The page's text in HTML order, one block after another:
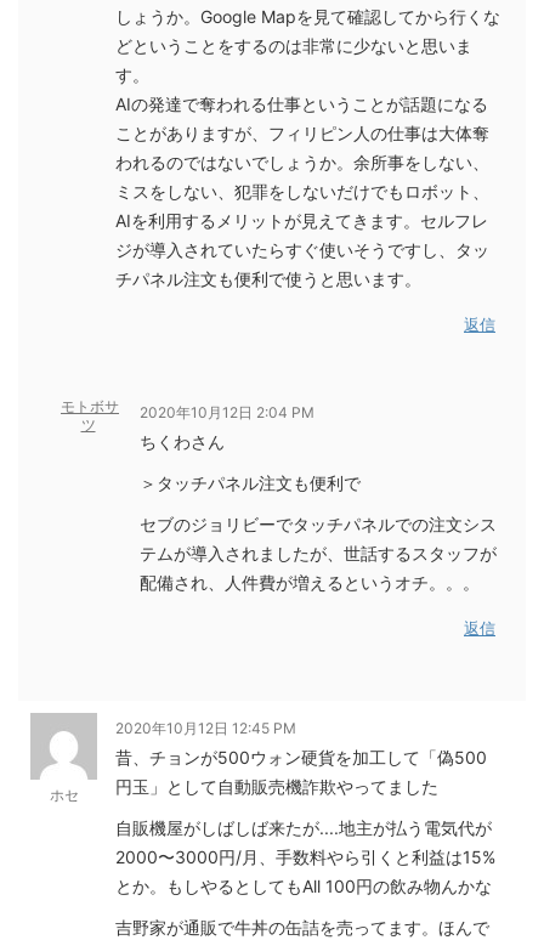
しょうか。Google Mapを見て確認してから行くな
どということをするのは非常に少ないと思いま
す。
AIの発達で奪われる仕事ということが話題になる
ことがありますが、フィリピン人の仕事は大体奪
われるのではないでしょうか。余所事をしない、
ミスをしない、犯罪をしないだけでもロボット、
AIを利用するメリットが見えてきます。セルフレ
ジが導入されていたらすぐ使いそうですし、タッ
チパネル注文も便利で使うと思います。
返信
モトボサ
ツ
2020年10月12日 2:04 PM
ちくわさん
＞タッチパネル注文も便利で
セブのジョリビーでタッチパネルでの注文シス
テムが導入されましたが、世話するスタッフが
配備され、人件費が増えるというオチ。。。
返信
ホセ
2020年10月12日 12:45 PM
昔、チョンが500ウォン硬貨を加工して「偽500
円玉」として自動販売機詐欺やってました
自販機屋がしばしば来たが....地主が払う電気代が
2000〜3000円/月、手数料やら引くと利益は15%
とか。もしやるとしてもAll 100円の飲み物んかな
吉野家が通販で牛丼の缶詰を売ってます。ほんで